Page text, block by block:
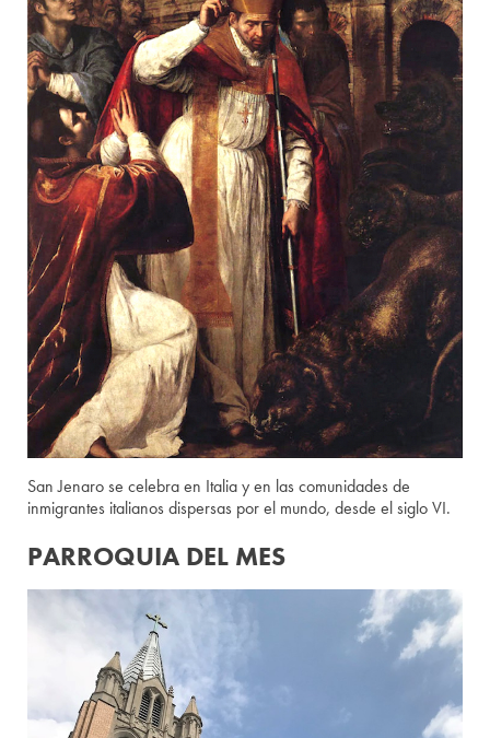
San Jenaro se celebra en Italia y en las comunidades de
inmigrantes italianos dispersas por el mundo, desde el siglo VI.
PARROQUIA DEL MES